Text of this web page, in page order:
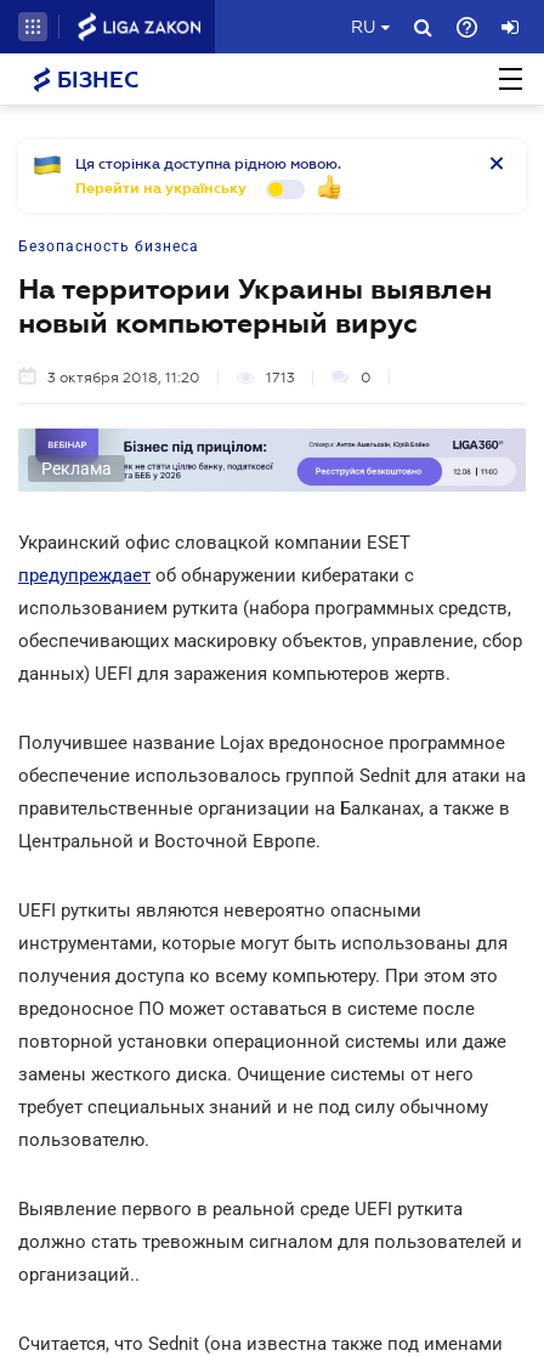
RU
БІЗНЕС
Ця сторінка доступна рідною мовою.
Перейти на українську
Безопасность бизнеса
На территории Украины выявлен
новый компьютерный вирус
3 октября 2018, 11:20 1713 0
Реклама
Украинский офис словацкой компании ESET
предупреждает об обнаружении кибератаки с
использованием руткита (набора программных средств,
обеспечивающих маскировку объектов, управление, сбор
данных) UEFI для заражения компьютеров жертв.
Получившее название Lojax вредоносное программное
обеспечение использовалось группой Sednit для атаки на
правительственные организации на Балканах, а также в
Центральной и Восточной Европе.
UEFI руткиты являются невероятно опасными
инструментами, которые могут быть использованы для
получения доступа ко всему компьютеру. При этом это
вредоносное ПО может оставаться в системе после
повторной установки операционной системы или даже
замены жесткого диска. Очищение системы от него
требует специальных знаний и не под силу обычному
пользователю.
Выявление первого в реальной среде UEFI руткита
должно стать тревожным сигналом для пользователей и
организаций..
Считается, что Sednit (она известна также под именами